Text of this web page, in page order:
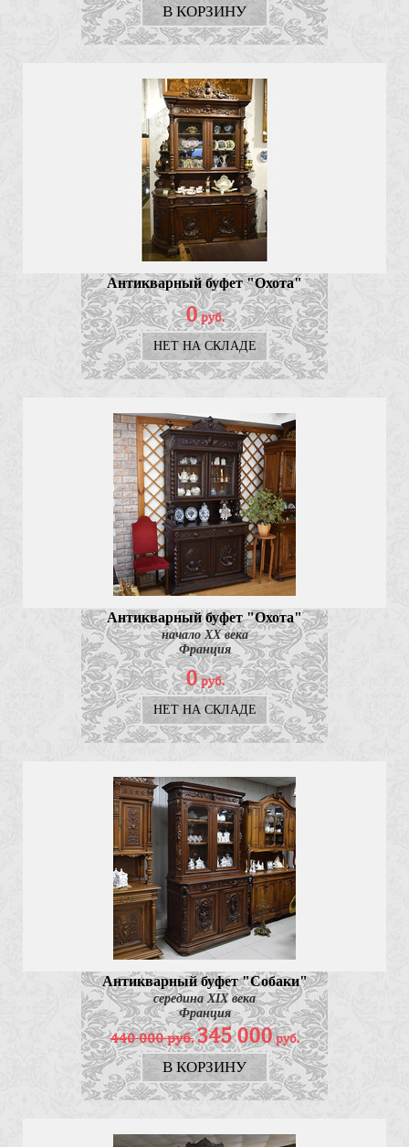
В КОРЗИНУ
Антикварный буфет "Охота"
0 руб.
НЕТ НА СКЛАДЕ
Антикварный буфет "Охота"
начало ХХ века
Франция
0 руб.
НЕТ НА СКЛАДЕ
Антикварный буфет "Собаки"
середина XIX века
Франция
440 000 руб.345 000 руб.
В КОРЗИНУ